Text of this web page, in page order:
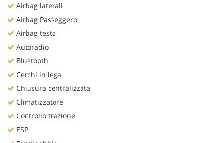
Airbag laterali
Airbag Passeggero
Airbag testa
Autoradio
Bluetooth
Cerchi in lega
Chiusura centralizzata
Climatizzatore
Controllo trazione
ESP